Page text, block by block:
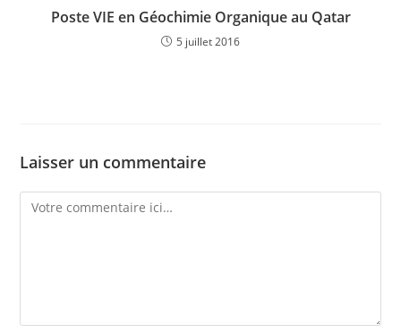
Poste VIE en Géochimie Organique au Qatar
5 juillet 2016
Laisser un commentaire